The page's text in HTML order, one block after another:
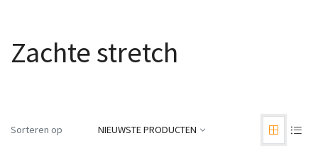
Zachte stretch
Sorteren op NIEUWSTE PRODUCTEN